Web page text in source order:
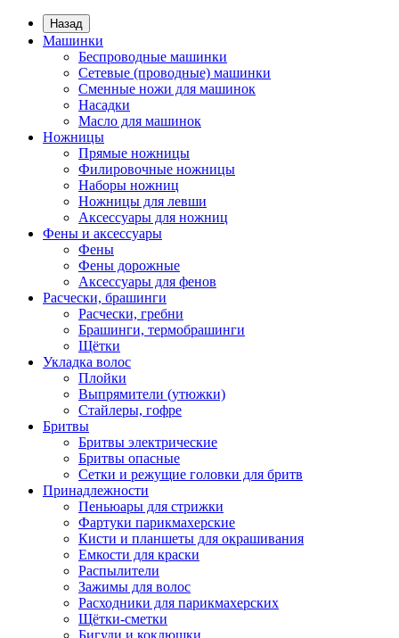
Назад
Машинки
Беспроводные машинки
Сетевые (проводные) машинки
Сменные ножи для машинок
Насадки
Масло для машинок
Ножницы
Прямые ножницы
Филировочные ножницы
Наборы ножниц
Ножницы для левши
Аксессуары для ножниц
Фены и аксессуары
Фены
Фены дорожные
Аксессуары для фенов
Расчески, брашинги
Расчески, гребни
Брашинги, термобрашинги
Щётки
Укладка волос
Плойки
Выпрямители (утюжки)
Стайлеры, гофре
Бритвы
Бритвы электрические
Бритвы опасные
Сетки и режущие головки для бритв
Принадлежности
Пеньюары для стрижки
Фартуки парикмахерские
Кисти и планшеты для окрашивания
Емкости для краски
Распылители
Зажимы для волос
Расходники для парикмахерских
Щётки-сметки
Бигуди и коклюшки